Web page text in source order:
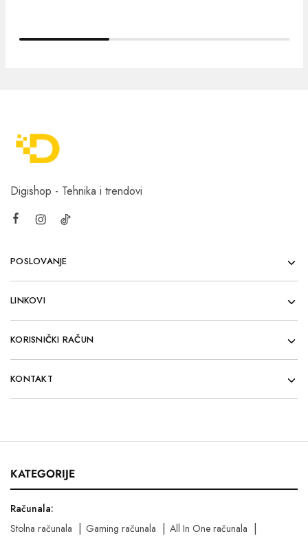
Digishop - Tehnika i trendovi
POSLOVANJE
LINKOVI
KORISNIČKI RAČUN
KONTAKT
KATEGORIJE
Računala:
Stolna računala
Gaming računala
All In One računala